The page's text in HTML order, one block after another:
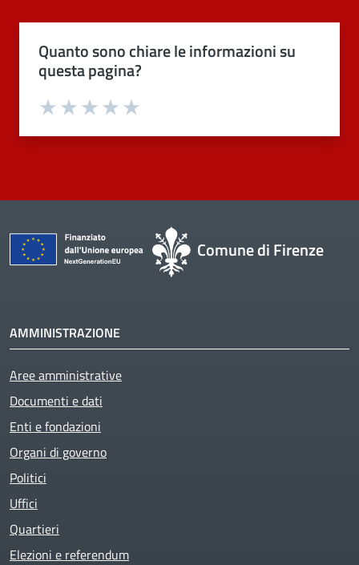
Quanto sono chiare le informazioni su
questa pagina?
Valuta 4 stelle su 5
Valuta 3 stelle su 5
Valuta 2 stelle su 5
Valuta 1 stelle su 5
Comune di Firenze
AMMINISTRAZIONE
Aree amministrative
Documenti e dati
Enti e fondazioni
Organi di governo
Politici
Uffici
Quartieri
Elezioni e referendum